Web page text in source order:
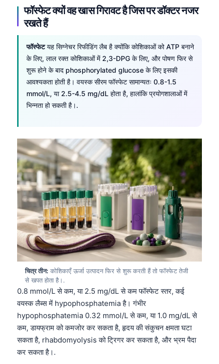
फॉस्फेट क्यों वह खास गिरावट है जिस पर डॉक्टर नजर
रखते हैं
फॉस्फेटयह सिग्नेचर रिफीडिंग लैब है क्योंकि कोशिकाओं को ATP बनाने
के लिए, लाल रक्त कोशिकाओं में 2,3-DPG के लिए, और पोषण फिर से
शुरू होने के बाद phosphorylated glucose के लिए इसकी
आवश्यकता होती है। वयस्क सीरम फॉस्फेट सामान्यतः 0.8-1.5
mmol/L, या 2.5-4.5 mg/dL होता है, हालांकि प्रयोगशालाओं में
भिन्नता हो सकती है।.
चित्र तीन: कोशिकाएँ ऊर्जा उत्पादन फिर से शुरू करती हैं तो फॉस्फेट तेजी
से खपत होता है।.
0.8 mmol/L से कम, या 2.5 mg/dL से कम फॉस्फेट स्तर, कई
वयस्क लैब्स में hypophosphatemia है। गंभीर
hypophosphatemia 0.32 mmol/L से कम, या 1.0 mg/dL से
कम, डायफ्राम को कमजोर कर सकता है, हृदय की संकुचन क्षमता घटा
सकता है, rhabdomyolysis को ट्रिगर कर सकता है, और भ्रम पैदा
कर सकता है।.